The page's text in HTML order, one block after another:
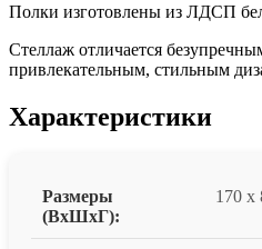
Полки изготовлены из ЛДСП
Стеллаж отличается
привлекательным, стильным
Характеристики
Размеры
(ВxШxГ):
170 x